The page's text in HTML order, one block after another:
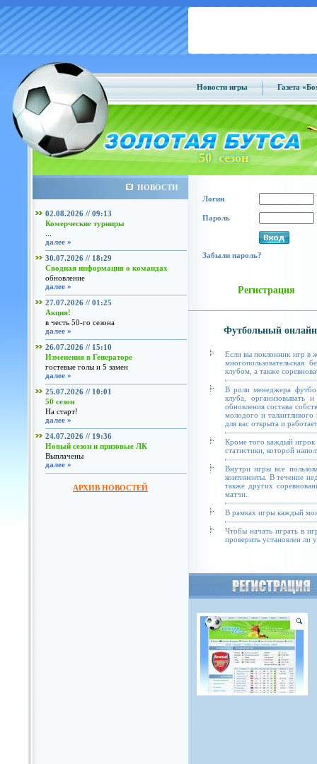
Новости игры Газета
50 сезон
НОВОСТИ
02.08.2026 // 09:13
Комерческие турниры
далее »
30.07.2026 // 18:29
Сводная информация о командах
обновление
далее »
27.07.2026 // 01:25
Акция!
в честь 50-го сезона
далее »
26.07.2026 // 15:10
Изменения в Генераторе
гостевые голы и 5 замен
далее »
25.07.2026 // 10:01
50 сезон
На старт!
далее »
24.07.2026 // 19:36
Новый сезон и призовые ЛК
Выплачены
далее »
АРХИВ НОВОСТЕЙ
Логин
Пароль
Забыли пароль?
Регистрация
Футбольный
Если вы поклонник игр в
клубом, а также
В роли менеджера
клуба, организовывать
обновления состава
молодого и талантливого
для вас открыта и
Кроме того каждый игрок
статистики, которой
Внутри игры все
континенты. В течение
также других
матчи.
В рамках игры каждый
Чтобы начать играть в
проверить установлен ли